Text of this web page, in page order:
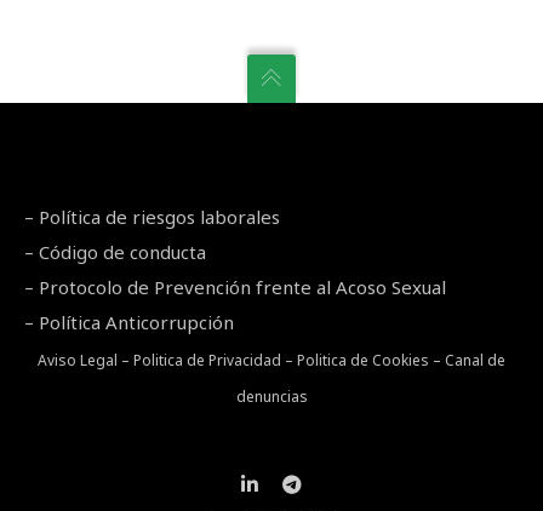
– Política de riesgos laborales
– Código de conducta
– Protocolo de Prevención frente al Acoso Sexual
– Política Anticorrupción
Aviso Legal – Politica de Privacidad – Politica de Cookies – Canal de
denuncias